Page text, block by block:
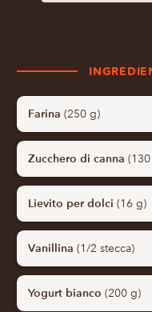
Farina (250 g)
Zucchero di canna
Lievito per dolci (16 g)
Vanillina (1/2 stecca)
Yogurt bianco (200 g)